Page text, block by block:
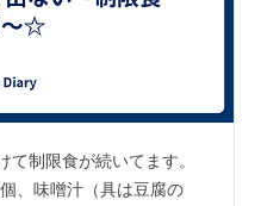
制限食が続いてます。
、味噌汁（具は豆腐の